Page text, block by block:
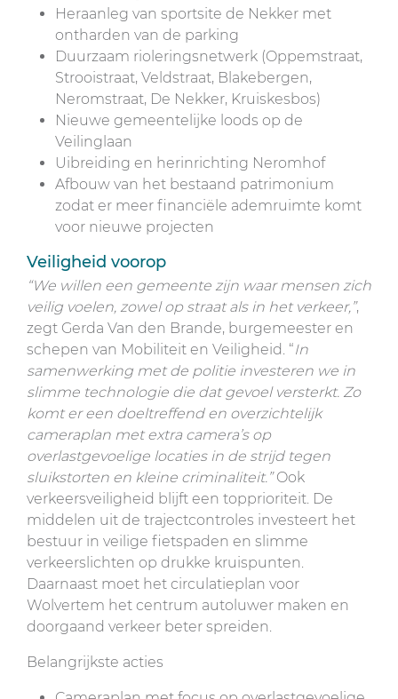
Heraanleg van sportsite de Nekker met
ontharden van de parking
Duurzaam rioleringsnetwerk (Oppemstraat,
Strooistraat, Veldstraat, Blakebergen,
Neromstraat, De Nekker, Kruiskesbos)
Nieuwe gemeentelijke loods op de
Veilinglaan
Uibreiding en herinrichting Neromhof
Afbouw van het bestaand patrimonium
zodat er meer financiële ademruimte komt
voor nieuwe projecten
Veiligheid voorop
“We willen een gemeente zijn waar mensen zich
veilig voelen, zowel op straat als in het verkeer,”,
zegt Gerda Van den Brande, burgemeester en
schepen van Mobiliteit en Veiligheid. “In
samenwerking met de politie investeren we in
slimme technologie die dat gevoel versterkt. Zo
komt er een doeltreffend en overzichtelijk
cameraplan met extra camera’s op
overlastgevoelige locaties in de strijd tegen
sluikstorten en kleine criminaliteit.”Ook
verkeersveiligheid blijft een topprioriteit. De
middelen uit de trajectcontroles investeert het
bestuur in veilige fietspaden en slimme
verkeerslichten op drukke kruispunten.
Daarnaast moet het circulatieplan voor
Wolvertem het centrum autoluwer maken en
doorgaand verkeer beter spreiden.
Belangrijkste acties